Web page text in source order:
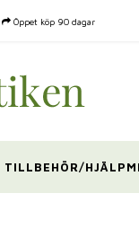
Öppet köp 90 dagar
TILLBEHÖR/